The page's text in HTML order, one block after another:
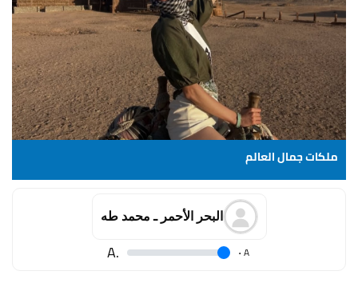
ملكات جمال العالم
البحر الأحمر ـ محمد طه
A
.
.A